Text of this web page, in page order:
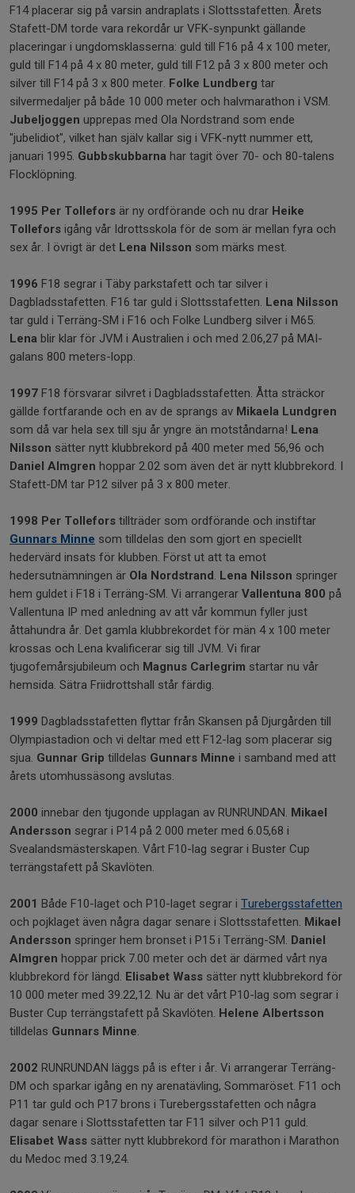
F14 placerar sig på varsin andraplats i Slottsstafetten. Årets
Stafett-DM torde vara rekordår ur VFK-synpunkt gällande
placeringar i ungdomsklasserna: guld till F16 på 4 x 100 meter,
guld till F14 på 4 x 80 meter, guld till F12 på 3 x 800 meter och
silver till F14 på 3 x 800 meter. Folke Lundberg tar
silvermedaljer på både 10 000 meter och halvmarathon i VSM.
Jubeljoggen upprepas med Ola Nordstrand som ende
"jubelidiot", vilket han själv kallar sig i VFK-nytt nummer ett,
januari 1995. Gubbskubbarna har tagit över 70- och 80-talens
Flocklöpning.
1995 Per Tollefors är ny ordförande och nu drar Heike
Tollefors igång vår Idrottsskola för de som är mellan fyra och
sex år. I övrigt är det Lena Nilsson som märks mest.
1996 F18 segrar i Täby parkstafett och tar silver i
Dagbladsstafetten. F16 tar guld i Slottsstafetten. Lena Nilsson
tar guld i Terräng-SM i F16 och Folke Lundberg silver i M65.
Lena blir klar för JVM i Australien i och med 2.06,27 på MAI-
galans 800 meters-lopp.
1997 F18 försvarar silvret i Dagbladsstafetten. Åtta sträckor
gällde fortfarande och en av de sprangs av Mikaela Lundgren
som då var hela sex till sju år yngre än motståndarna! Lena
Nilsson sätter nytt klubbrekord på 400 meter med 56,96 och
Daniel Almgren hoppar 2.02 som även det är nytt klubbrekord. I
Stafett-DM tar P12 silver på 3 x 800 meter.
1998 Per Tollefors tillträder som ordförande och instiftar
Gunnars Minne som tilldelas den som gjort en speciellt
hedervärd insats för klubben. Först ut att ta emot
hedersutnämningen är Ola Nordstrand. Lena Nilsson springer
hem guldet i F18 i Terräng-SM. Vi arrangerar Vallentuna 800 på
Vallentuna IP med anledning av att vår kommun fyller just
åttahundra år. Det gamla klubbrekordet för män 4 x 100 meter
krossas och Lena kvalificerar sig till JVM. Vi firar
tjugofemårsjubileum och Magnus Carlegrim startar nu vår
hemsida. Sätra Friidrottshall står färdig.
1999 Dagbladsstafetten flyttar från Skansen på Djurgården till
Olympiastadion och vi deltar med ett F12-lag som placerar sig
sjua. Gunnar Grip tilldelas Gunnars Minne i samband med att
årets utomhussäsong avslutas.
2000 innebar den tjugonde upplagan av RUNRUNDAN. Mikael
Andersson segrar i P14 på 2 000 meter med 6.05,68 i
Svealandsmästerskapen. Vårt F10-lag segrar i Buster Cup
terrängstafett på Skavlöten.
2001 Både F10-laget och P10-laget segrar i Turebergsstafetten
och pojklaget även några dagar senare i Slottsstafetten. Mikael
Andersson springer hem bronset i P15 i Terräng-SM. Daniel
Almgren hoppar prick 7.00 meter och det är därmed vårt nya
klubbrekord för längd. Elisabet Wass sätter nytt klubbrekord för
10 000 meter med 39.22,12. Nu är det vårt P10-lag som segrar i
Buster Cup terrängstafett på Skavlöten. Helene Albertsson
tilldelas Gunnars Minne.
2002 RUNRUNDAN läggs på is efter i år. Vi arrangerar Terräng-
DM och sparkar igång en ny arenatävling, Sommaröset. F11 och
P11 tar guld och P17 brons i Turebergsstafetten och några
dagar senare i Slottsstafetten tar F11 silver och P11 guld.
Elisabet Wass sätter nytt klubbrekord för marathon i Marathon
du Medoc med 3.19,24.